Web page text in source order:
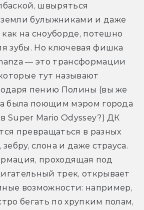
швыряться
булыжниками и даже
как на сноуборде, потешно
зубы. Но ключевая фишка
— это трансформации
тут называют
пению Полины (вы же
была поющим мэром города
Super Mario Odyssey?) ДК
превращаться в разных
слона и даже страуса.
проходящая под
трек, открывает
возможности: например,
бегать по хрупким полам,